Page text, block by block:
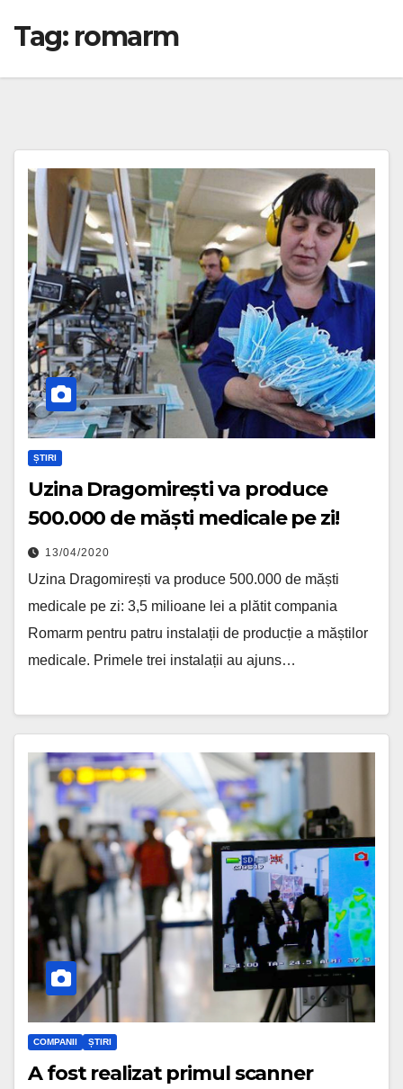
Tag: romarm
ȘTIRI
Uzina Dragomirești va produce
500.000 de măști medicale pe zi!
13/04/2020
Uzina Dragomirești va produce 500.000 de măști
medicale pe zi: 3,5 milioane lei a plătit compania
Romarm pentru patru instalații de producție a măștilor
medicale. Primele trei instalații au ajuns…
COMPANII ȘTIRI
A fost realizat primul scanner